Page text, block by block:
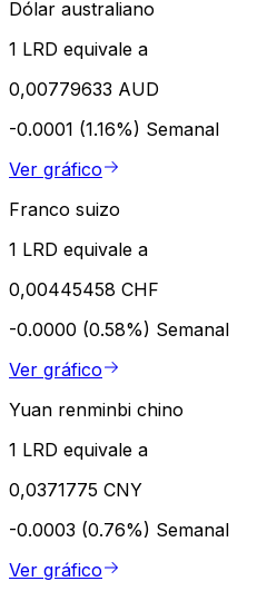
Dólar australiano
1 LRD equivale a
0,00779633 AUD
-0.0001 (1.16%) Semanal
Ver gráfico
Franco suizo
1 LRD equivale a
0,00445458 CHF
-0.0000 (0.58%) Semanal
Ver gráfico
Yuan renminbi chino
1 LRD equivale a
0,0371775 CNY
-0.0003 (0.76%) Semanal
Ver gráfico